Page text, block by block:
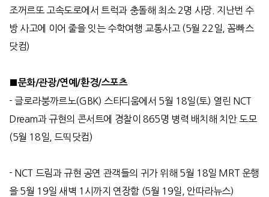
조꺼르또 고속도로에서 트럭과 충돌해 최소2명 사망. 지난번 수
방 사고에 이어 줄을 잇는 수학여행 교통사고(5월 22일, 꼼빠스
닷컴)
■문화/관광/연예/환경/스포츠
- 글로라붕까르노(GBK) 스타디움에서 5월 18일(토) 열린 NCT
Dream과 규현의 콘서트에 경찰이 865명 병력 배치해 치안 도모
(5월 18일, 드띡닷컴)
- NCT 드림과 규현 공연 관객들의 귀가 위해 5월 18일 MRT 운행
을5월 19일 새벽 1 시까지 연장함 (5월 19일, 안따라뉴스)